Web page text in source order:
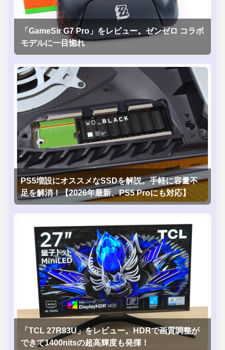
「GameSir G7 Pro」をレビュー。ゼンゼロ コラボ
モデルに一目惚れ
PS5増設にオススメなSSDを解説。手軽に容量不
足を解消！【2026年最新、PS5 Proにも対応】
「TCL 27R83U」をレビュー。HDRで画質調整が
できて1400nitsの超高輝度も発揮！